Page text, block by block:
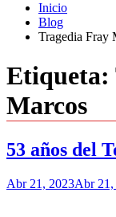
Inicio
Blog
Tragedia Fray
Etiqueta:
Marcos
53 años del
Abr 21, 2023Abr 21,